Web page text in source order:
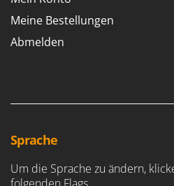
Meine Bestellungen
Abmelden
Sprache
Um die Sprache zu ändern,